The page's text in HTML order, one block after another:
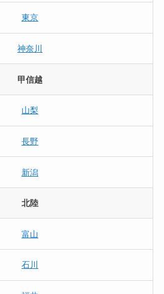
東京
神奈川
甲信越
山梨
長野
新潟
北陸
富山
石川